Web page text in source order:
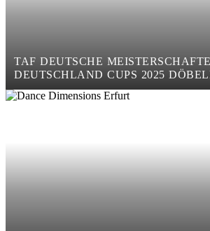
TAF DEUTSCHE
DEUTSCHLAND CUPS 2025